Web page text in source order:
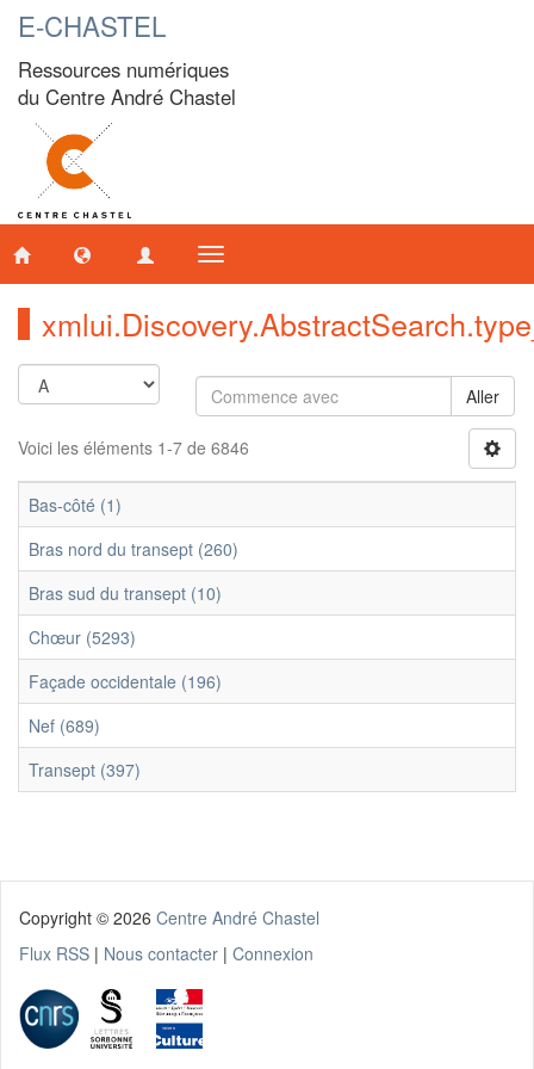
E-CHASTEL
Ressources numériques
du Centre André Chastel
Toggle
navigation
Aller
Voici les éléments 1-7 de 6846
Bas-côté (1)
Bras nord du transept (260)
Bras sud du transept (10)
Chœur (5293)
Façade occidentale (196)
Nef (689)
Transept (397)
Copyright © 2026 Centre André Chastel
Flux RSS | Nous contacter | Connexion